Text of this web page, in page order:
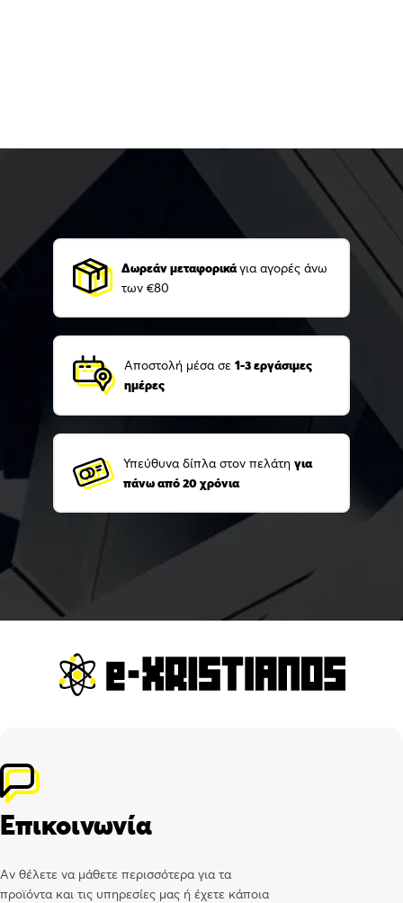
Δωρεάν μεταφορικάγια αγορές άνω
των €80
Αποστολή μέσα σε 1-3 εργάσιμες
ημέρες
Υπεύθυνα δίπλα στον πελάτη για
πάνω από 20 χρόνια
Επικοινωνία
Αν θέλετε να μάθετε περισσότερα για τα
προϊόντα και τις υπηρεσίες μας ή έχετε κάποια